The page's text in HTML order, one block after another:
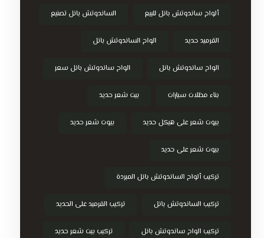
ألواح ساندوتش بانل للبيع الساندوتش بانل تصنيع
القرميد حديد الواح الساندوتش بانل
الواح ساندوتش بانل الواح ساندوتش بانل سعر
بناء مظلات سيارات بيت شعر حديد
بيوت شعر على هيكل حديد بيوت شعر حديد
بيوت شعر على حديد
تركيب ألواح الساندوتش بانل المبردة
تركيب الساندوتش بانل تركيب القرميد على الحديد
تركيب الواح ساندوتش بانل تركيب بيت شعر حديد